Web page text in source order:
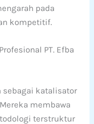
pada
kompetitif.
PT. Efba
sebagai katalisator
membawa
terstruktur